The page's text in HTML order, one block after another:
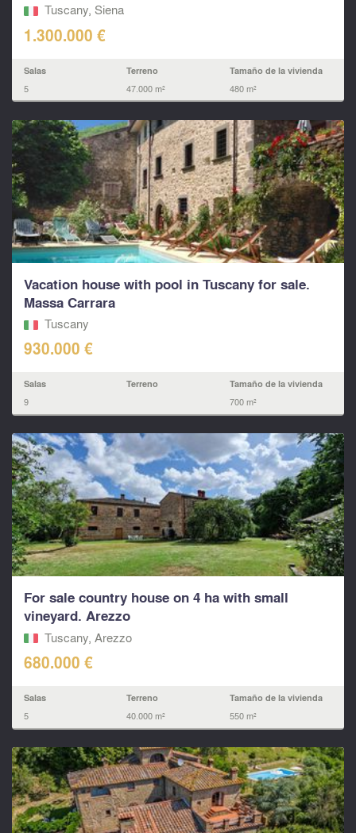
Tuscany, Siena
1.300.000 €
Salas
5
Terreno
47.000 m²
Tamaño de la vivienda
480 m²
Vacation house with pool in Tuscany for sale.
Massa Carrara
Tuscany
930.000 €
Salas
9
Terreno Tamaño de la vivienda
700 m²
For sale country house on 4 ha with small
vineyard. Arezzo
Tuscany, Arezzo
680.000 €
Salas
5
Terreno
40.000 m²
Tamaño de la vivienda
550 m²